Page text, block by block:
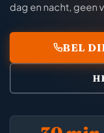
dag en nacht, geen
BEL